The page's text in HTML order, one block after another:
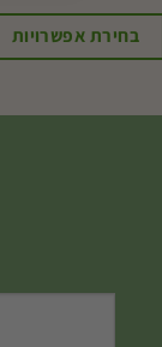
בחירת אפשרויות
זה
לבחור